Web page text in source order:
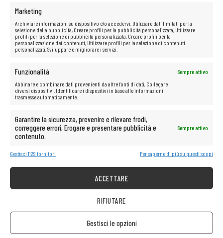
Marketing
Archiviare informazioni su dispositivo e/o accedervi, Utilizzare dati limitati per la
selezione della pubblicità, Creare profili per la pubblicità personalizzata, Utilizzare
profili per la selezione di pubblicità personalizzata, Creare profili per la
personalizzazione dei contenuti, Utilizzare profili per la selezione di contenuti
personalizzati, Sviluppare e migliorare i servizi.
Funzionalità
Sempre attivo
Abbinare e combinare dati provenienti da altre fonti di dati, Collegare
diversi dispositivi, Identificare i dispositivi in base alle informazioni
trasmesse automaticamente.
Garantire la sicurezza, prevenire e rilevare frodi,
correggere errori, Erogare e presentare pubblicità e
contenuto.
Sempre attivo
Gestisci 1129 fornitori Per saperne di più su questi scopi
ACCETTARE
RIFIUTARE
Gestisci le opzioni
Numero di parte / codice:
Tipo:
Dischi supportati:2,5″ × 15 mm SAS / SATA / SSD in vassoio da
3,5″
Applicazione / compatibilità:Dell PowerVault MD3000 /
MD3060 / MD3260 / MD3460 / MD3660 / MD3860 series